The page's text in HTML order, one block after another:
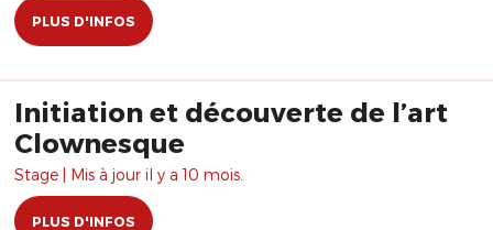
PLUS D'INFOS
Initiation et découverte de l’art
Clownesque
Stage | Mis à jour il y a 10 mois.
PLUS D'INFOS